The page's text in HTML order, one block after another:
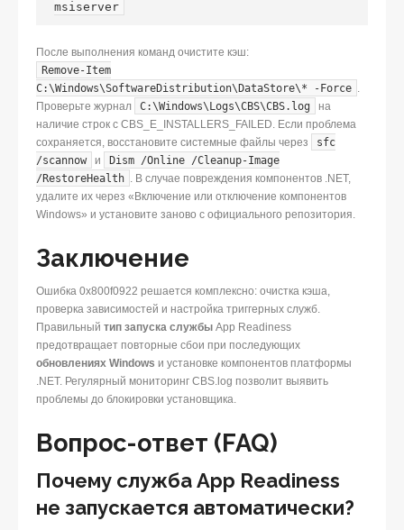
msiserver
После выполнения команд очистите кэш:
Remove-Item
C:\Windows\SoftwareDistribution\DataStore\* -Force .
Проверьте журнал
C:\Windows\Logs\CBS\CBS.log
на
наличие строк с CBS_E_INSTALLERS_FAILED. Если проблема
сохраняется, восстановите системные файлы через
sfc
/scannow
и
Dism /Online /Cleanup-Image
/RestoreHealth . В случае повреждения компонентов .NET,
удалите их через «Включение или отключение компонентов
Windows» и установите заново с официального репозитория.
Заключение
Ошибка 0x800f0922 решается комплексно: очистка кэша,
проверка зависимостей и настройка триггерных служб.
Правильный тип запуска службы App Readiness
предотвращает повторные сбои при последующих
обновлениях Windows и установке компонентов платформы
.NET. Регулярный мониторинг CBS.log позволит выявить
проблемы до блокировки установщика.
Вопрос-ответ (FAQ)
Почему служба App Readiness
не запускается автоматически?